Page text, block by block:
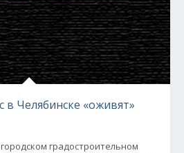
в Челябинске «оживят»
градостроительном